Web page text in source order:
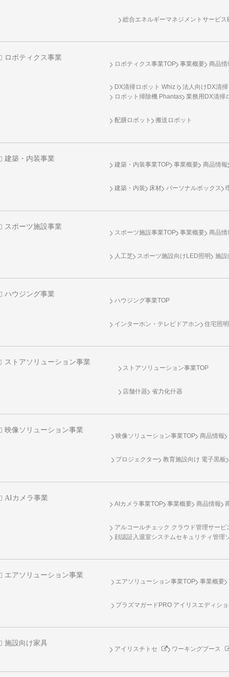
総合エネルギーマネジメントサービ
ロボティクス事業
ロボティクス事業TOP 事業概要 商品情
DX清掃ロボット Whiz i
法人向けDX清
ロボット掃除機 Phantas
業務用DX清掃
配膳ロボット 搬送ロボット
建築・内装事業
建築・内装事業TOP 事業概要 商品情報
建築・内装 床材 パーソナルボックス
スポーツ施設事業
スポーツ施設事業TOP 事業概要 商品情
人工芝 スポーツ施設向けLED照明 施設
ハウジング事業
ハウジング事業TOP
インターホン・テレビドアホン 住宅照明
ストアソリューション事業
ストアソリューション事業TOP
店舗什器 省力化什器
映像ソリューション事業
映像ソリューション事業TOP 商品情報
プロジェクター 教育施設向け 電子黒板
AIカメラ事業
AIカメラ事業TOP 事業概要 商品情報
アルコールチェック クラウド管理サービ
顔認証入退室システムセキュリティ管理
エアソリューション事業
エアソリューション事業TOP 事業概要
プラズマガードPRO アイリスエディシ
施設向け家具
アイリスチトセ ワーキングブース